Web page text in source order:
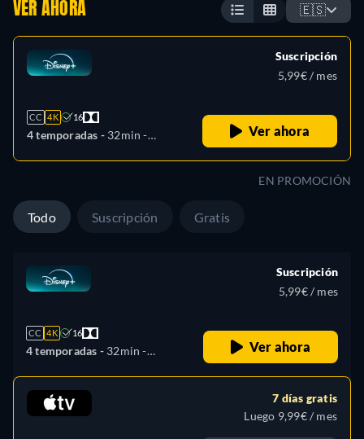
VER AHORA 🇪🇸
CC 4K 16
4 temporadas - 32min -
Suscripción
5,99€ / mes
Ver ahora
EN PROMOCIÓN
Todo Suscripción Gratis
CC 4K 16
4 temporadas - 32min -
Suscripción
5,99€ / mes
Ver ahora
7 días gratis
Luego 9,99€ / mes